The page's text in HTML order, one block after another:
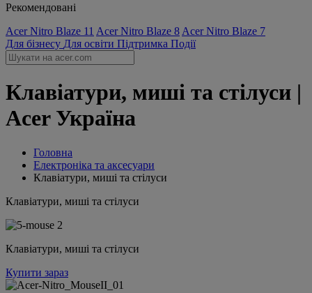
Рекомендовані
Acer Nitro Blaze 11 Acer Nitro Blaze 8 Acer Nitro Blaze 7
Для бізнесу Для освіти Підтримка Події
Клавіатури, миші та стілуси |
Acer Україна
Головна
Електроніка та аксесуари
Клавіатури, миші та стілуси
Клавіатури, миші та стілуси
Клавіатури, миші та стілуси
Купити зараз